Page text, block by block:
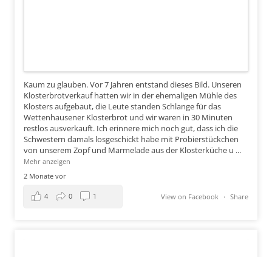
Kaum zu glauben. Vor 7 Jahren entstand dieses Bild. Unseren
Klosterbrotverkauf hatten wir in der ehemaligen Mühle des
Klosters aufgebaut, die Leute standen Schlange für das
Wettenhausener Klosterbrot und wir waren in 30 Minuten
restlos ausverkauft. Ich erinnere mich noch gut, dass ich die
Schwestern damals losgeschickt habe mit Probierstückchen
von unserem Zopf und Marmelade aus der Klosterküche u ...
Mehr anzeigen
2 Monate vor
View on Facebook · Share
4 0 1